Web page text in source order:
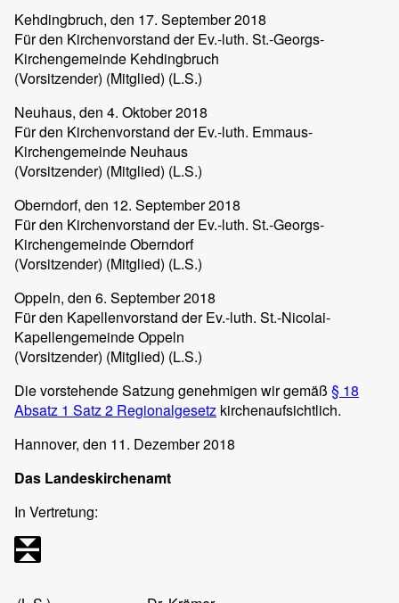
Kehdingbruch, den 17. September 2018
Für den Kirchenvorstand der Ev.-luth. St.-Georgs-
Kirchengemeinde Kehdingbruch
(Vorsitzender) (Mitglied) (L.S.)
Neuhaus, den 4. Oktober 2018
Für den Kirchenvorstand der Ev.-luth. Emmaus-
Kirchengemeinde Neuhaus
(Vorsitzender) (Mitglied) (L.S.)
Oberndorf, den 12. September 2018
Für den Kirchenvorstand der Ev.-luth. St.-Georgs-
Kirchengemeinde Oberndorf
(Vorsitzender) (Mitglied) (L.S.)
Oppeln, den 6. September 2018
Für den Kapellenvorstand der Ev.-luth. St.-Nicolai-
Kapellengemeinde Oppeln
(Vorsitzender) (Mitglied) (L.S.)
Die vorstehende Satzung genehmigen wir gemäß § 18
Absatz 1 Satz 2 Regionalgesetz kirchenaufsichtlich.
Hannover, den 11. Dezember 2018
Das Landeskirchenamt
In Vertretung: